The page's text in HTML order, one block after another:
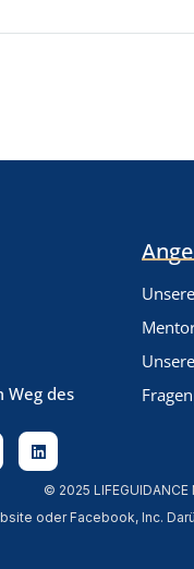
Weg des
© 2025
oder Facebook, Inc.